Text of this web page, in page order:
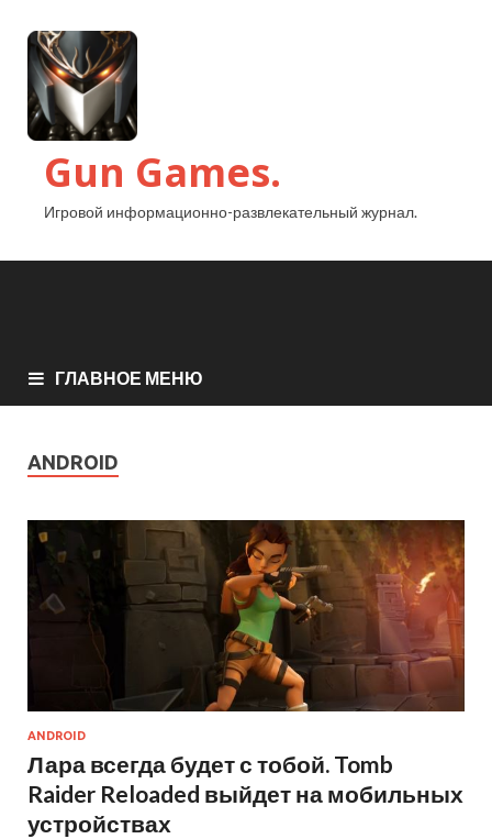
Gun Games.
Игровой информационно-развлекательный журнал.
ГЛАВНОЕ МЕНЮ
ANDROID
ANDROID
Лара всегда будет с тобой. Tomb
Raider Reloaded выйдет на мобильных
устройствах